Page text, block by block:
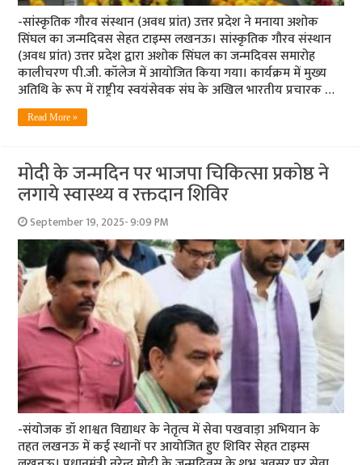
-सांस्कृतिक गौरव संस्थान (अवध प्रांत) उत्तर प्रदेश ने मनाया अशोक
सिंघल का जन्मदिवस सेहत टाइम्स लखनऊ। सांस्कृतिक गौरव संस्थान
(अवध प्रांत) उत्तर प्रदेश द्वारा अशोक सिंघल का जन्मदिवस समारोह
कालीचरण पी.जी. कॉलेज में आयोजित किया गया। कार्यक्रम में मुख्य
अतिथि के रूप में राष्ट्रीय स्वयंसेवक संघ के अखिल भारतीय प्रचारक …
Read More »
मोदी के जन्मदिन पर भाजपा चिकित्सा प्रकोष्ठ ने
लगाये स्वास्थ्य व रक्तदान शिविर
September 19, 2025- 9:09 PM
-संयोजक डॉ शाश्वत विद्याधर के नेतृत्व में सेवा पखवाड़ा अभियान के
तहत लखनऊ में कई स्थानों पर आयोजित हुए शिविर सेहत टाइम्स